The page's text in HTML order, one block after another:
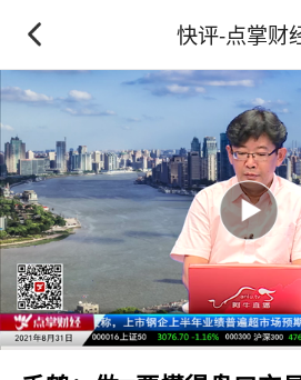
快评-点掌财